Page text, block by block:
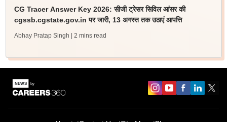
CG Tracer Answer Key 2026: सीजी ट्रेसर सिविल आंसर की
cgssb.cgstate.gov.in पर जारी, 13 अगस्त तक उठाएं आपत्ति
Abhay Pratap Singh | 2 mins read